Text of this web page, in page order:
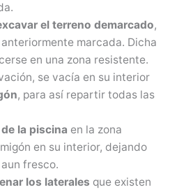
el terreno demarcado,
marcada. Dicha
en una zona resistente.
se vacía en su interior
, para así repartir todas las
la piscina en la zona
en su interior, dejando
fresco.
los laterales que existen